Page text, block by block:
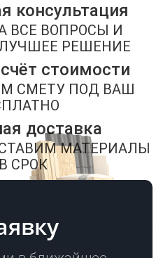
консультация
ВСЕ ВОПРОСЫ И
РЕШЕНИЕ
стоимости
СМЕТУ ПОД ВАШ
доставка
МАТЕРИАЛЫ
СРОК
своё согласие на обработку моих
с ФЗ от 27.07.2006 № 152-ФЗ "О
и для целей, определенных в